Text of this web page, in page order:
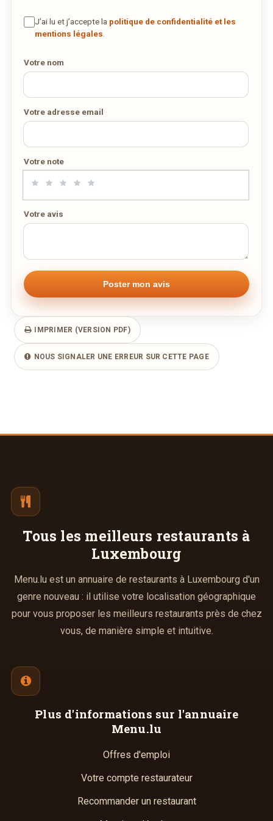
DES MILLIERS DE PLATS LIVRÉS AU LUXEMBOURG
J’ai lu et j’accepte la politique de confidentialité et les
mentions légales
Votre nom
Votre adresse email
Votre note
Votre avis
IMPRIMER (VERSION PDF)
NOUS SIGNALER UNE ERREUR SUR CETTE PAGE
Tous les meilleurs restaurants à
Luxembourg
Menu.lu est un annuaire de restaurants à Luxembourg d'un
genre nouveau : il utilise votre localisation géographique
pour vous proposer les meilleurs restaurants près de chez
vous, de manière simple et intuitive.
Plus d'informations sur l'annuaire
Menu.lu
Offres d'emploi
Votre compte restaurateur
Recommander un restaurant